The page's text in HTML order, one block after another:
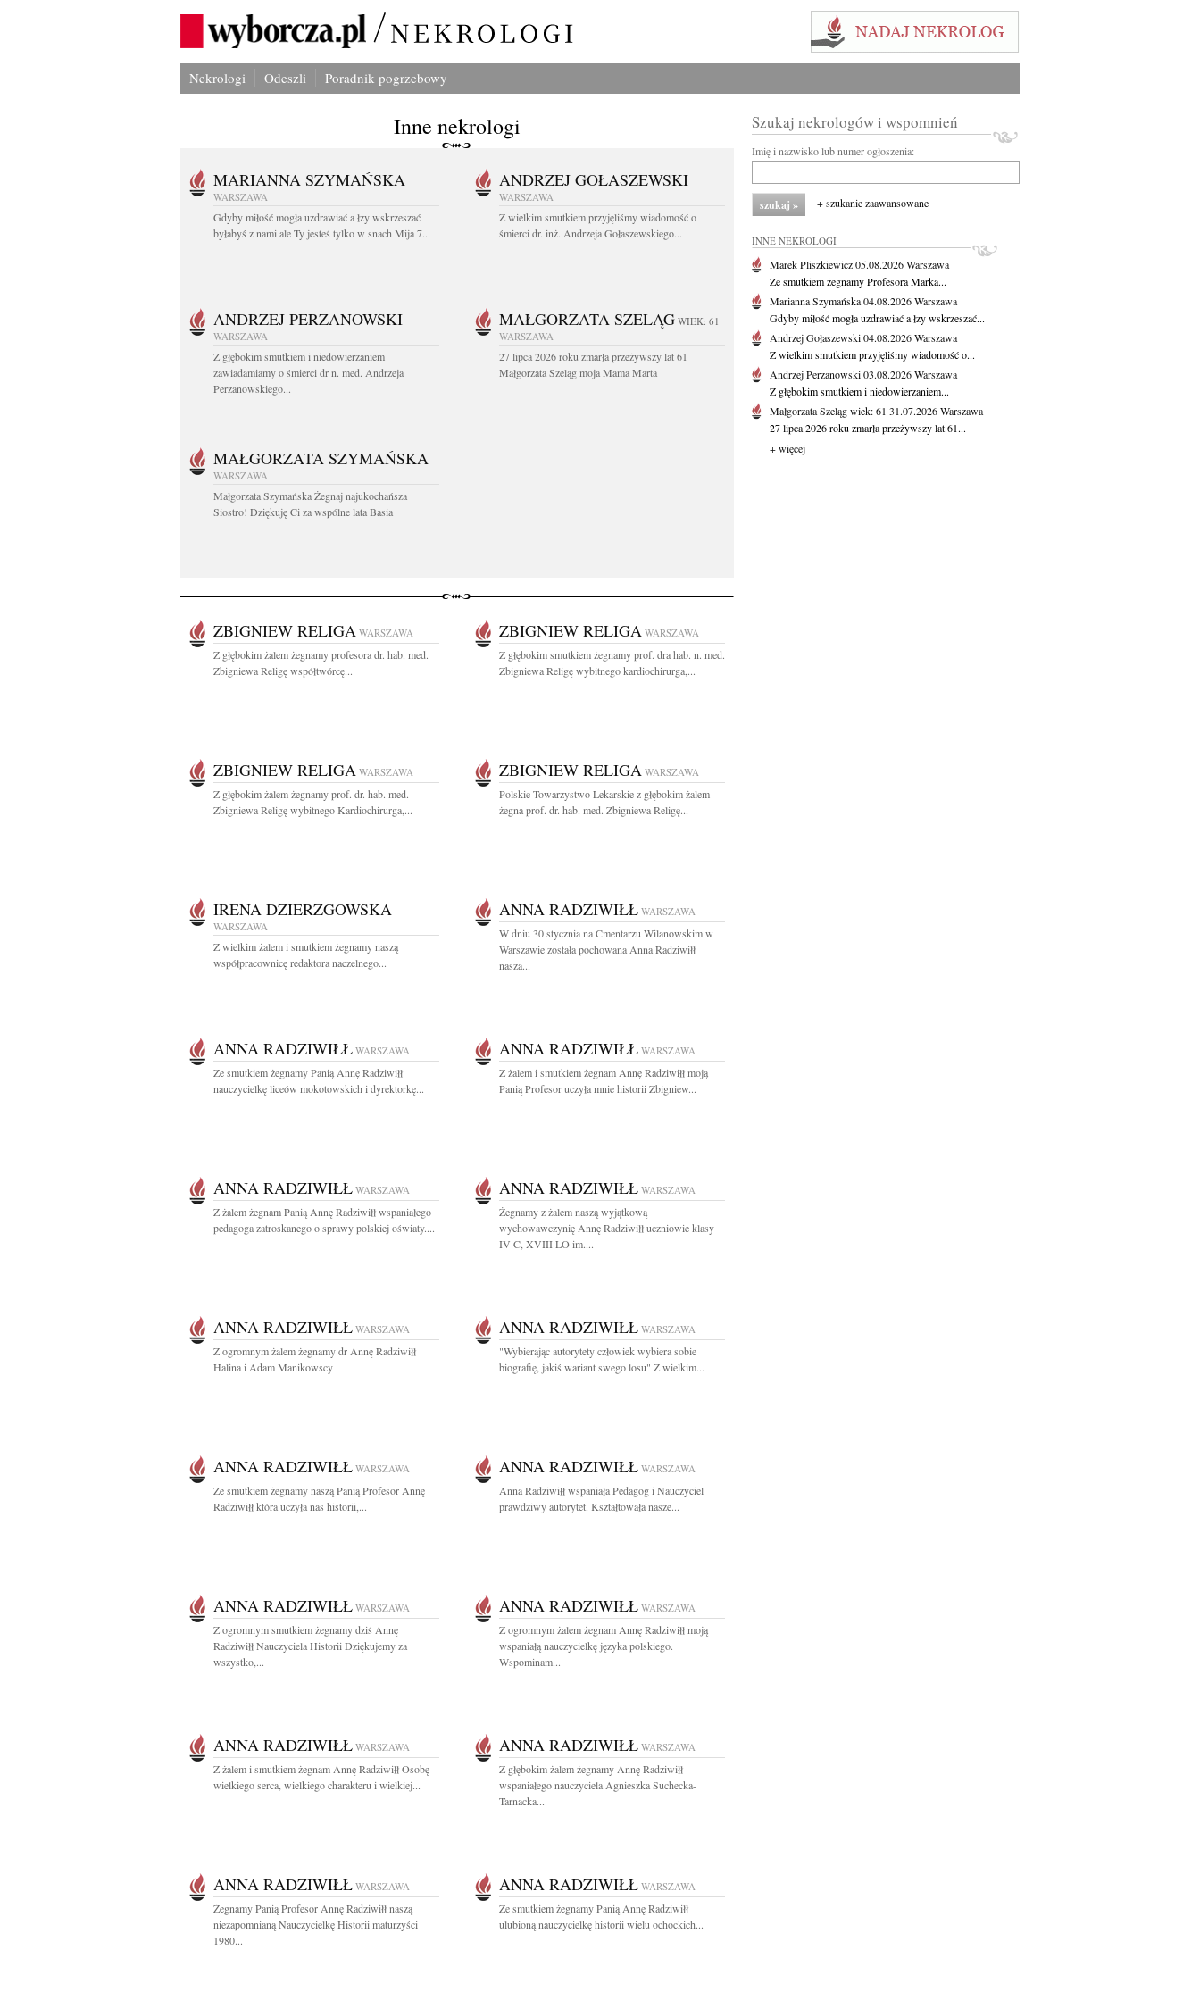
Nekrologi Odeszli Poradnik pogrzebowy
Inne nekrologi
MARIANNA SZYMAŃSKA
WARSZAWA
Gdyby miłość mogła uzdrawiać a łzy wskrzeszać
byłabyś z nami ale Ty jesteś tylko w snach Mija 7...
ANDRZEJ GOŁASZEWSKI
WARSZAWA
Z wielkim smutkiem przyjęliśmy wiadomość o
śmierci dr. inż. Andrzeja Gołaszewskiego...
ANDRZEJ PERZANOWSKI
WARSZAWA
Z głębokim smutkiem i niedowierzaniem
zawiadamiamy o śmierci dr n. med. Andrzeja
Perzanowskiego...
MAŁGORZATA SZELĄG WIEK: 61
WARSZAWA
27 lipca 2026 roku zmarła przeżywszy lat 61
Małgorzata Szeląg moja Mama Marta
MAŁGORZATA SZYMAŃSKA
WARSZAWA
Małgorzata Szymańska Żegnaj najukochańsza
Siostro! Dziękuję Ci za wspólne lata Basia
ZBIGNIEW RELIGA WARSZAWA
Z głębokim żalem żegnamy profesora dr. hab. med.
Zbigniewa Religę współtwórcę...
ZBIGNIEW RELIGA WARSZAWA
Z głębokim smutkiem żegnamy prof. dra hab. n. med.
Zbigniewa Religę wybitnego kardiochirurga,...
ZBIGNIEW RELIGA WARSZAWA
Z głębokim żalem żegnamy prof. dr. hab. med.
Zbigniewa Religę wybitnego Kardiochirurga,...
ZBIGNIEW RELIGA WARSZAWA
Polskie Towarzystwo Lekarskie z głębokim żalem
żegna prof. dr. hab. med. Zbigniewa Religę...
IRENA DZIERZGOWSKA
WARSZAWA
Z wielkim żalem i smutkiem żegnamy naszą
współpracownicę redaktora naczelnego...
ANNA RADZIWIŁŁ WARSZAWA
W dniu 30 stycznia na Cmentarzu Wilanowskim w
Warszawie została pochowana Anna Radziwiłł
nasza...
ANNA RADZIWIŁŁ WARSZAWA
Ze smutkiem żegnamy Panią Annę Radziwiłł
nauczycielkę liceów mokotowskich i dyrektorkę...
ANNA RADZIWIŁŁ WARSZAWA
Z żalem i smutkiem żegnam Annę Radziwiłł moją
Panią Profesor uczyła mnie historii Zbigniew...
ANNA RADZIWIŁŁ WARSZAWA
Z żalem żegnam Panią Annę Radziwiłł wspaniałego
pedagoga zatroskanego o sprawy polskiej oświaty....
ANNA RADZIWIŁŁ WARSZAWA
Żegnamy z żalem naszą wyjątkową
wychowawczynię Annę Radziwiłł uczniowie klasy
IV C, XVIII LO im....
ANNA RADZIWIŁŁ WARSZAWA
Z ogromnym żalem żegnamy dr Annę Radziwiłł
Halina i Adam Manikowscy
ANNA RADZIWIŁŁ WARSZAWA
"Wybierając autorytety człowiek wybiera sobie
biografię, jakiś wariant swego losu" Z wielkim...
ANNA RADZIWIŁŁ WARSZAWA
Ze smutkiem żegnamy naszą Panią Profesor Annę
Radziwiłł która uczyła nas historii,...
ANNA RADZIWIŁŁ WARSZAWA
Anna Radziwiłł wspaniała Pedagog i Nauczyciel
prawdziwy autorytet. Kształtowała nasze...
ANNA RADZIWIŁŁ WARSZAWA
Z ogromnym smutkiem żegnamy dziś Annę
Radziwiłł Nauczyciela Historii Dziękujemy za
wszystko,...
ANNA RADZIWIŁŁ WARSZAWA
Z ogromnym żalem żegnam Annę Radziwiłł moją
wspaniałą nauczycielkę języka polskiego.
Wspominam...
ANNA RADZIWIŁŁ WARSZAWA
Z żalem i smutkiem żegnam Annę Radziwiłł Osobę
wielkiego serca, wielkiego charakteru i wielkiej...
ANNA RADZIWIŁŁ WARSZAWA
Z głębokim żalem żegnamy Annę Radziwiłł
wspaniałego nauczyciela Agnieszka Suchecka-
Tarnacka...
ANNA RADZIWIŁŁ WARSZAWA
Żegnamy Panią Profesor Annę Radziwiłł naszą
niezapomnianą Nauczycielkę Historii maturzyści
1980...
ANNA RADZIWIŁŁ WARSZAWA
Ze smutkiem żegnamy Panią Annę Radziwiłł
ulubioną nauczycielkę historii wielu ochockich...
Szukaj nekrologów i wspomnień
Imię i nazwisko lub numer ogłoszenia:
+ szukanie zaawansowane
INNE NEKROLOGI
Marek Pliszkiewicz05.08.2026Warszawa
Ze smutkiem żegnamy Profesora Marka...
Marianna Szymańska04.08.2026Warszawa
Gdyby miłość mogła uzdrawiać a łzy wskrzeszać...
Andrzej Gołaszewski04.08.2026Warszawa
Z wielkim smutkiem przyjęliśmy wiadomość o...
Andrzej Perzanowski03.08.2026Warszawa
Z głębokim smutkiem i niedowierzaniem...
Małgorzata Szelągwiek: 61 31.07.2026Warszawa
27 lipca 2026 roku zmarła przeżywszy lat 61...
+ więcej